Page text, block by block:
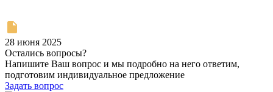
28 июня 2025
Остались вопросы?
Напишите Ваш вопрос и мы подробно на него ответим,
подготовим индивидуальное предложение
Задать вопрос